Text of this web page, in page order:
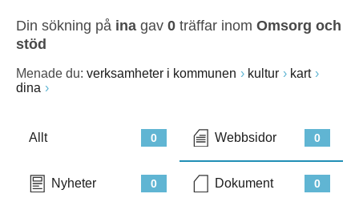
Din sökning på ina gav 0 träffar inom Omsorg och
stöd
Menade du: verksamheter i kommunen kultur
kart
dina
0
Allt 0
Webbsidor
0
Nyheter 0
Dokument